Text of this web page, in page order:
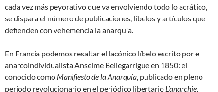
cada vez más peyorativo que va envolviendo todo lo acrático,
se dispara el número de publicaciones, líbelos y artículos que
defienden con vehemencia la anarquía.
En Francia podemos resaltar el lacónico líbelo escrito por el
anarcoindividualista Anselme Bellegarrigue en 1850: el
conocido como Manifiesto de la Anarquía, publicado en pleno
periodo revolucionario en el periódico libertario L’anarchie,